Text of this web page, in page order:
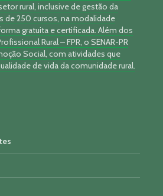
rural, inclusive de gestão da
de 250 cursos, na modalidade
gratuita e certificada. Além dos
Rural – FPR, o SENAR-PR
Social, com atividades que
de vida da comunidade rural.